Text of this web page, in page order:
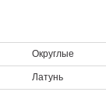
Округлые
Латунь